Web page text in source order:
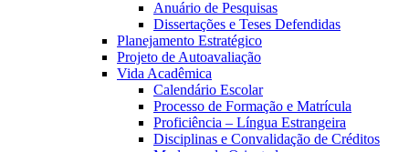
Anuário de Pesquisas
Dissertações e Teses Defendidas
Planejamento Estratégico
Projeto de Autoavaliação
Vida Acadêmica
Calendário Escolar
Processo de Formação e Matrícula
Proficiência – Língua Estrangeira
Disciplinas e Convalidação de Créditos